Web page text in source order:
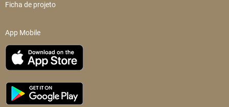
Ficha de projeto
App Mobile